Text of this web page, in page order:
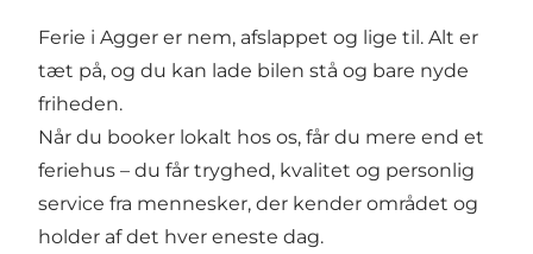
Ferie i Agger er nem, afslappet og lige til. Alt er
tæt på, og du kan lade bilen stå og bare nyde
friheden.
Når du booker lokalt hos os, får du mere end et
feriehus – du får tryghed, kvalitet og personlig
service fra mennesker, der kender området og
holder af det hver eneste dag.